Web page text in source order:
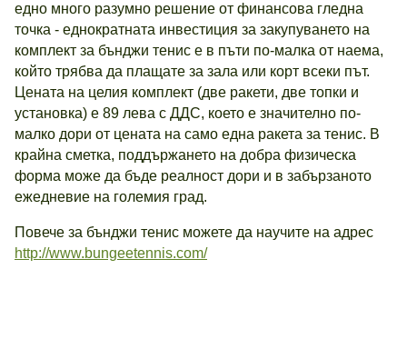
едно много разумно решение от финансова гледна
точка - еднократната инвестиция за закупуването на
комплект за бънджи тенис е в пъти по-малка от наема,
който трябва да плащате за зала или корт всеки път.
Цената на целия комплект (две ракети, две топки и
установка) е 89 лева с ДДС, което е значително по-
малко дори от цената на само една ракета за тенис. В
крайна сметка, поддържането на добра физическа
форма може да бъде реалност дори и в забързаното
ежедневие на големия град.
Повече за бънджи тенис можете да научите на адрес
http://www.bungeetennis.com/